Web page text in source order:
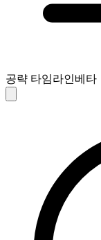
공략 타임라인베타